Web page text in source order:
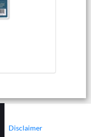
Disclaimer